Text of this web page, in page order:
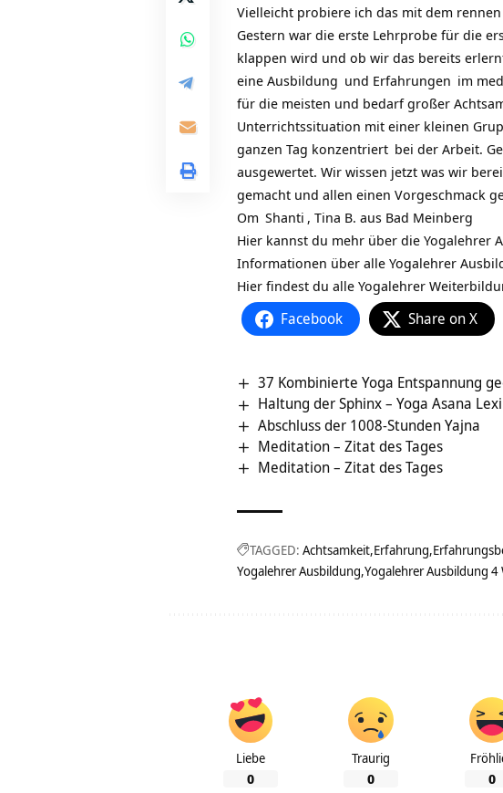
Vielleicht probiere ich das mit dem
Gestern war die erste Lehrprobe für die
klappen wird und ob wir das bereits
eine Ausbildung und Erfahrungen im
für die meisten und bedarf großer
Unterrichtssituation mit einer kleinen
ganzen Tag konzentriert bei der Arbeit.
ausgewertet. Wir wissen jetzt was wir
gemacht und allen einen Vorgeschmack
Om Shanti , Tina B. aus Bad Meinberg
Hier kannst du mehr über die Yogalehrer
Informationen über alle Yogalehrer
Hier findest du alle Yogalehrer
Facebook Share on X
37 Kombinierte Yoga Entspannung
Haltung der Sphinx – Yoga Asana
Abschluss der 1008-Stunden Yajna
Meditation – Zitat des Tages
Meditation – Zitat des Tages
TAGGED: Achtsamkeit Erfahrung
Yogalehrer Ausbildung Yogalehrer Ausbildung
Liebe
0
Traurig
0 0